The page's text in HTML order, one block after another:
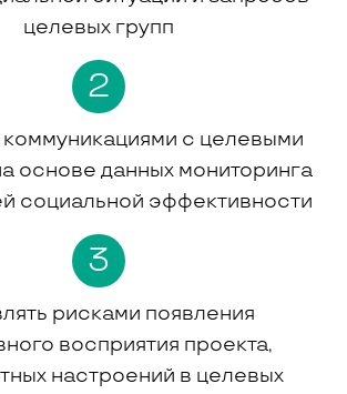
целевых групп
2
коммуникациями с целевыми
основе данных мониторинга
социальной эффективности
3
рисками появления
восприятия проекта,
настроений в целевых